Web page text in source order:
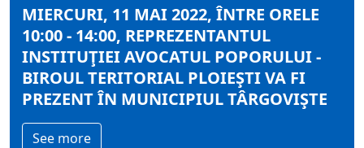
MIERCURI, 11 MAI 2022, ÎNTRE ORELE
10:00 - 14:00, REPREZENTANTUL
INSTITUŢIEI AVOCATUL POPORULUI -
BIROUL TERITORIAL PLOIEŞTI VA FI
PREZENT ÎN MUNICIPIUL TÂRGOVIŞTE
See more